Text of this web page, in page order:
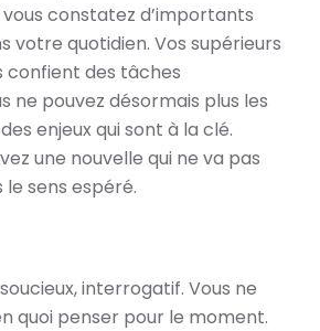
vous constatez d’importants
votre quotidien. Vos supérieurs
confient des tâches
ne pouvez désormais plus les
enjeux qui sont à la clé.
une nouvelle qui ne va pas
le sens espéré.
interrogatif. Vous ne
quoi penser pour le moment.